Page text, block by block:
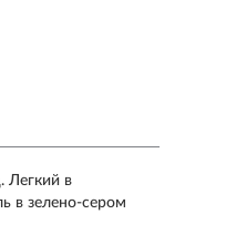
Легкий в
в зелено-сером